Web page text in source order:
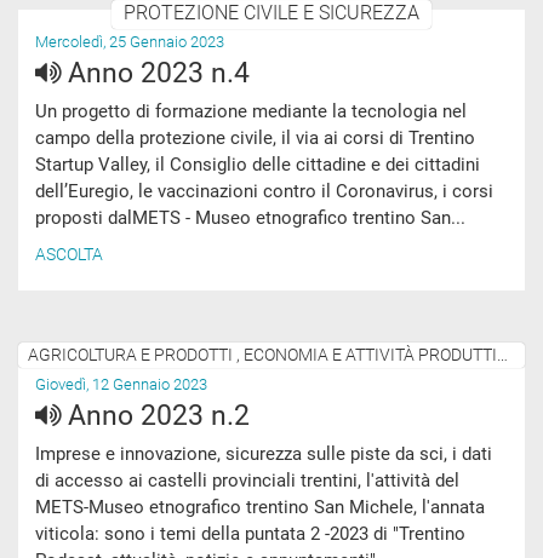
PROTEZIONE CIVILE E SICUREZZA
Mercoledì, 25 Gennaio 2023
Anno 2023 n.4
Un progetto di formazione mediante la tecnologia nel
campo della protezione civile, il via ai corsi di Trentino
Startup Valley, il Consiglio delle cittadine e dei cittadini
dell’Euregio, le vaccinazioni contro il Coronavirus, i corsi
proposti dalMETS - Museo etnografico trentino San...
ASCOLTA
Giovedì, 12 Gennaio 2023
Anno 2023 n.2
Imprese e innovazione, sicurezza sulle piste da sci, i dati
di accesso ai castelli provinciali trentini, l'attività del
METS-Museo etnografico trentino San Michele, l'annata
viticola: sono i temi della puntata 2 -2023 di "Trentino